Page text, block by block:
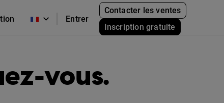
Entrer
Contacter les ventes
Inscription gratuite
vous.